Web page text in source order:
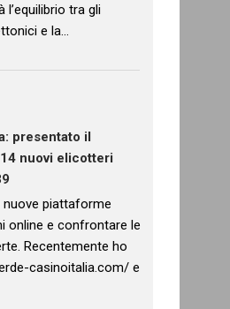
tra gli
e la…
presentato il
nuovi elicotteri
nuove piattaforme
online e confrontare le
Recentemente ho
casinoitalia.com/ e